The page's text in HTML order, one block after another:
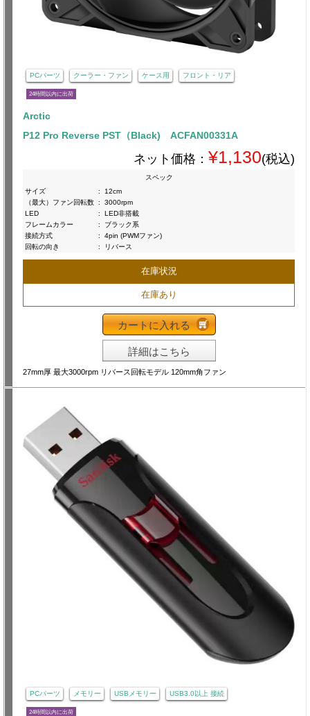
PCパーツ クーラー・ファン ケース用 フロント・リア
24時間以内に出荷
Arctic
P12 Pro Reverse PST（Black) ACFAN00331A
ネット価格： ¥1,130(税込)
スペック
サイズ
:
12cm
（最大）ファン回転数 :
3000rpm
LED
:
LED非搭載
フレームカラー
:
ブラック系
接続方式
:
4pin (PWMファン)
回転の向き
: リバース
在庫状況
在庫あり
カートに入れる
詳細はこちら
27mm厚 最大3000rpm リバース回転モデル 120mm角ファン
PCパーツ メモリー USBメモリー USB3.0以上 接続
24時間以内に出荷